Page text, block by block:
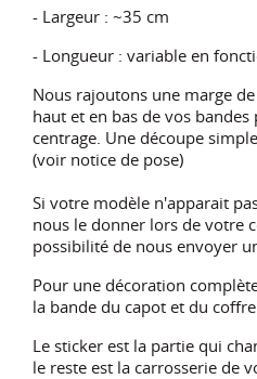
- Largeur : ~35 cm
- Longueur : variable en
Nous rajoutons une marge
haut et en bas de vos
centrage. Une découpe
(voir notice de pose)
Si votre modèle n'apparait
nous le donner lors de votre
possibilité de nous envoyer
Pour une décoration
la bande du capot et du coffre.
Le sticker est la partie qui
le reste est la carrosserie de